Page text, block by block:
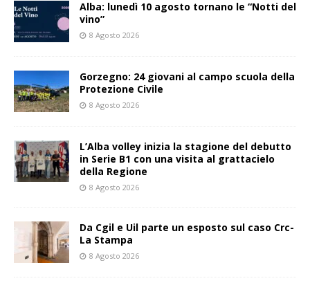
Alba: lunedì 10 agosto tornano le “Notti del
vino”
8 Agosto 2026
Gorzegno: 24 giovani al campo scuola della
Protezione Civile
8 Agosto 2026
L’Alba volley inizia la stagione del debutto
in Serie B1 con una visita al grattacielo
della Regione
8 Agosto 2026
Da Cgil e Uil parte un esposto sul caso Crc-
La Stampa
8 Agosto 2026